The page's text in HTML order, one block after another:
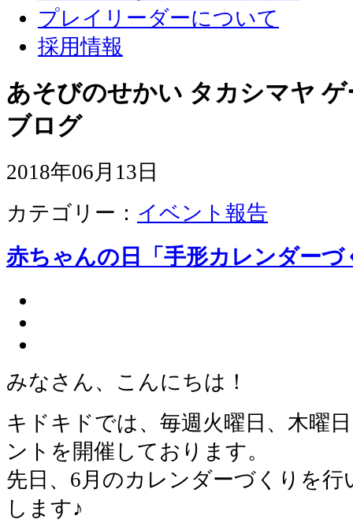
プレイリーダーについて
採用情報
あそびのせかい タカシマヤ
ブログ
2018年06月13日
カテゴリー： イベント報告
赤ちゃんの日「手形カレンダー
みなさん、こんにちは！
キドキドでは、毎週火曜日、木曜
ントを開催しております。
先日、6月のカレンダーづくりを
します♪